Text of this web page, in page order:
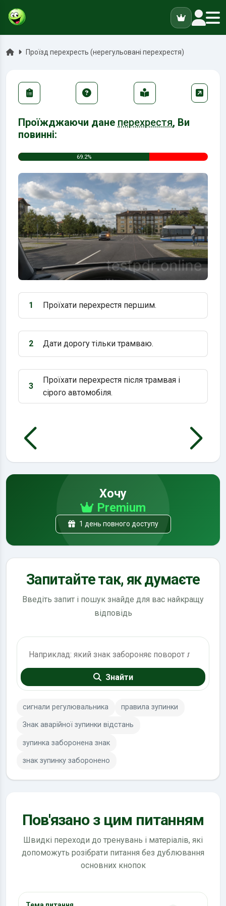
ГоловнаПроїзд перехресть (нерегульовані перехрестя)
Проїжджаючи дане перехрестя, Ви
повинні:
69.2%
Варіант 1:
1 Проїхати перехрестя першим.
Варіант 2:
2 Дати дорогу тільки трамваю.
Варіант 3:
3
Проїхати перехрестя після трамвая і
сірого автомобіля.
Хочу
Premium
1 день повного доступу
Запитайте так, як думаєте
Введіть запит і пошук знайде для вас найкращу
відповідь
Знайти
сигнали регулювальника правила зупинки
Знак аварійної зупинки відстань
зупинка заборонена знак
знак зупинку заборонено
Пов'язано з цим питанням
Швидкі переходи до тренувань і матеріалів, які
допоможуть розібрати питання без дублювання
основних кнопок